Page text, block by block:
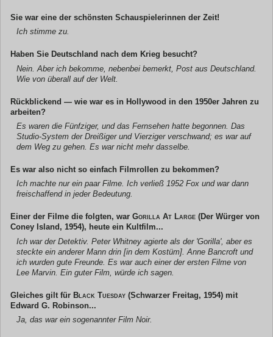
Sie war eine der schönsten Schauspielerinnen der Zeit!
Ich stimme zu.
Haben Sie Deutschland nach dem Krieg besucht?
Nein. Aber ich bekomme, nebenbei bemerkt, Post aus Deutschland.
Wie von überall auf der Welt.
Rückblickend — wie war es in Hollywood in den 1950er Jahren zu
arbeiten?
Es waren die Fünfziger, und das Fernsehen hatte begonnen. Das
Studio-System der Dreißiger und Vierziger verschwand; es war auf
dem Weg zu gehen. Es war nicht mehr dasselbe.
Es war also nicht so einfach Filmrollen zu bekommen?
Ich machte nur ein paar Filme. Ich verließ 1952 Fox und war dann
freischaffend in jeder Bedeutung.
Einer der Filme die folgten, war Gorilla At Large (Der Würger von
Coney Island, 1954), heute ein Kultfilm...
Ich war der Detektiv. Peter Whitney agierte als der 'Gorilla', aber es
steckte ein anderer Mann drin [in dem Kostüm]. Anne Bancroft und
ich wurden gute Freunde. Es war auch einer der ersten Filme von
Lee Marvin. Ein guter Film, würde ich sagen.
Gleiches gilt für Black Tuesday (Schwarzer Freitag, 1954) mit
Edward G. Robinson...
Ja, das war ein sogenannter Film Noir.